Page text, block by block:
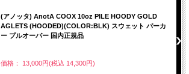
(アノッタ) AnotA COOX 10oz PILE HOODY GOLD
AGLETS (HOODED)(COLOR:BLK) スウェット パーカ
ー プルオーバー 国内正規品
価格： 13,000円(税込 14,300円)